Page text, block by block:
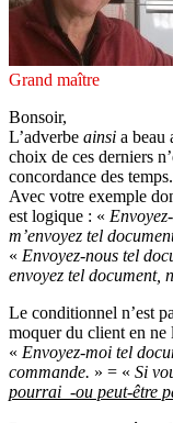
Grand maître
Bonsoir,
L’adverbe ainsi a beau
choix de ces derniers
concordance des temps.
Avec votre exemple
est logique : «
m’envoyez tel
« Envoyez-nous tel
envoyez tel document,
Le conditionnel n’est
moquer du client en ne
« Envoyez-moi tel
commande. » = « Si
pourrai -ou peut-être